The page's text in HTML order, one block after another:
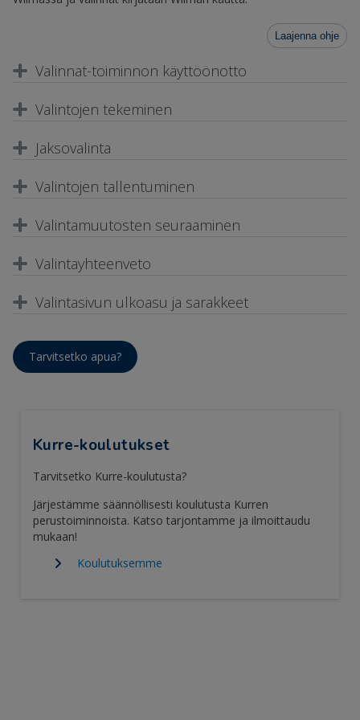
Laajenna ohje
Valinnat-toiminnon käyttöönotto
Valintojen tekeminen
Jaksovalinta
Valintojen tallentuminen
Valintamuutosten seuraaminen
Valintayhteenveto
Valintasivun ulkoasu ja sarakkeet
Tarvitsetko apua?
Kurre-koulutukset
Tarvitsetko Kurre-koulutusta?
Järjestämme säännöllisesti koulutusta Kurren
perustoiminnoista. Katso tarjontamme ja ilmoittaudu
mukaan!
Koulutuksemme